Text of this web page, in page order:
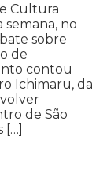
Cultura
semana, no
sobre
de
contou
Ichimaru, da
de São
[…]